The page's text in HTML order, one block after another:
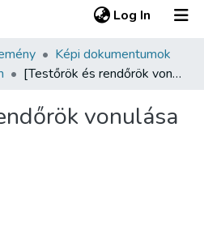
Log In (current)
Képi dokumentumok
[Testőrök és rendőrök vonulása a Várban]
vonulása